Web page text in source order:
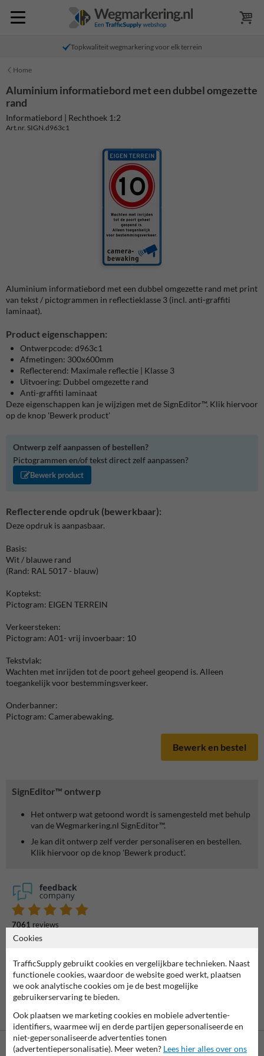
Topkwaliteit wegmarkering voor elk terrein
Home
SignEditor™ ontwerp
Het ontwerp wat getoond wordt is samengesteld met behulp
van de Wegmarkering.nl SignEditor™.
Je kan dit ontwerp zelf verder personaliseren en bestellen.
Klik hiervoor op de knop 'Bewerk product'.
7061 reviews
Rating
Aluminium informatiebord met een dubbel omgezette
rand
Informatiebord | Rechthoek 1:2
Art.nr. SIGN.d963c1
Aluminium informatiebord met een dubbel omgezette rand met print
van tekst / pictogrammen in reflectieklasse 3 (incl. anti-graffiti
laminaat).
Product eigenschappen:
Ontwerpcode: d963c1
Afmetingen: 300x600mm
Reflecterend: Maximale reflectie | Klasse 3
Uitvoering: Dubbel omgezette rand
Anti-graffiti laminaat
Deze eigenschappen kan je wijzigen met de SignEditor™. Klik hiervoor
op de knop 'Bewerk product'
Ontwerp zelf aanpassen of bestellen?
Pictogrammen en/of tekst direct zelf aanpassen?
Bewerk product
Reflecterende opdruk (bewerkbaar):
Deze opdruk is aanpasbaar.
Basis:
Wit / blauwe rand
(Rand: RAL 5017 - blauw)
Koptekst:
Pictogram: EIGEN TERREIN
Verkeersteken:
Pictogram: A01- vrij invoerbaar: 10
Tekstvlak:
Wachten met inrijden tot de poort geheel geopend is. Alleen
toegankelijk voor bestemmingsverkeer.
Onderbanner:
Pictogram: Camerabewaking.
Bewerk en bestel
Cookies
TrafficSupply gebruikt cookies en vergelijkbare technieken. Naast
functionele cookies, waardoor de website goed werkt, plaatsen
we ook analytische cookies om je de best mogelijke
gebruikerservaring te bieden.
Ook plaatsen we marketing cookies en mobiele advertentie-
identifiers, waarmee wij en derde partijen gepersonaliseerde en
niet-gepersonaliseerde advertenties tonen
(advertentiepersonalisatie). Meer weten? Lees hier alles over ons